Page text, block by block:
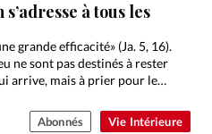
Vie Intérieure
à tous les
grande efficacité» (Ja. 5, 16).
ne sont pas destinés à rester
arrive, mais à prier pour le…
Abonnés